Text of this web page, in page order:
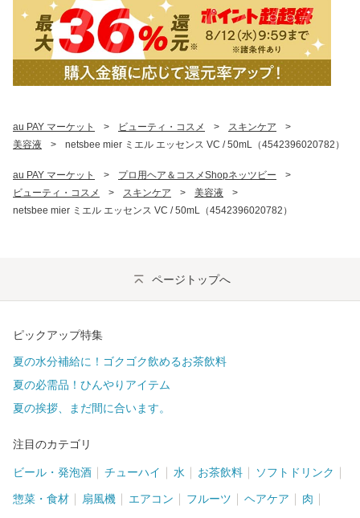
au PAY マーケット > ビューティ・コスメ > スキンケア
>
美容液
> netsbee mier ミエル エッセンス VC / 50mL（4542396020782）
au PAY マーケット > プロ用ヘア＆コスメShopネッツビー
>
ビューティ・コスメ
> スキンケア > 美容液
>
netsbee mier ミエル エッセンス VC / 50mL（4542396020782）
ページトップへ
ピックアップ特集
夏の水分補給に！ゴクゴク飲めるお茶飲料
夏の必需品！ひんやりアイテム
夏の挨拶、まだ間に合います。
注目のカテゴリ
ビール・発泡酒 チューハイ 水 お茶飲料 ソフトドリンク
惣菜・食材 扇風機 エアコン フルーツ ヘアケア 肉